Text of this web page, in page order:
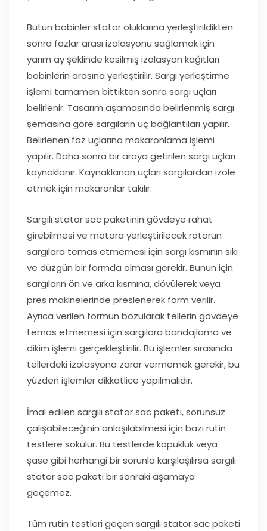
Bütün bobinler stator oluklarına yerleştirildikten
sonra fazlar arası izolasyonu sağlamak için
yarım ay şeklinde kesilmiş izolasyon kağıtları
bobinlerin arasına yerleştirilir. Sargı yerleştirme
işlemi tamamen bittikten sonra sargı uçları
belirlenir. Tasarım aşamasında belirlenmiş sargı
şemasına göre sargıların uç bağlantıları yapılır.
Belirlenen faz uçlarına makaronlama işlemi
yapılır. Daha sonra bir araya getirilen sargı uçları
kaynaklanır. Kaynaklanan uçları sargılardan izole
etmek için makaronlar takılır.
Sargılı stator sac paketinin gövdeye rahat
girebilmesi ve motora yerleştirilecek rotorun
sargılara temas etmemesi için sargı kısmının sıkı
ve düzgün bir formda olması gerekir. Bunun için
sargıların ön ve arka kısmına, dövülerek veya
pres makinelerinde preslenerek form verilir.
Ayrıca verilen formun bozularak tellerin gövdeye
temas etmemesi için sargılara bandajlama ve
dikim işlemi gerçekleştirilir. Bu işlemler sırasında
tellerdeki izolasyona zarar vermemek gerekir, bu
yüzden işlemler dikkatlice yapılmalıdır.
İmal edilen sargılı stator sac paketi, sorunsuz
çalışabileceğinin anlaşılabilmesi için bazı rutin
testlere sokulur. Bu testlerde kopukluk veya
şase gibi herhangi bir sorunla karşılaşılırsa sargılı
stator sac paketi bir sonraki aşamaya
geçemez.
Tüm rutin testleri geçen sargılı stator sac paketi